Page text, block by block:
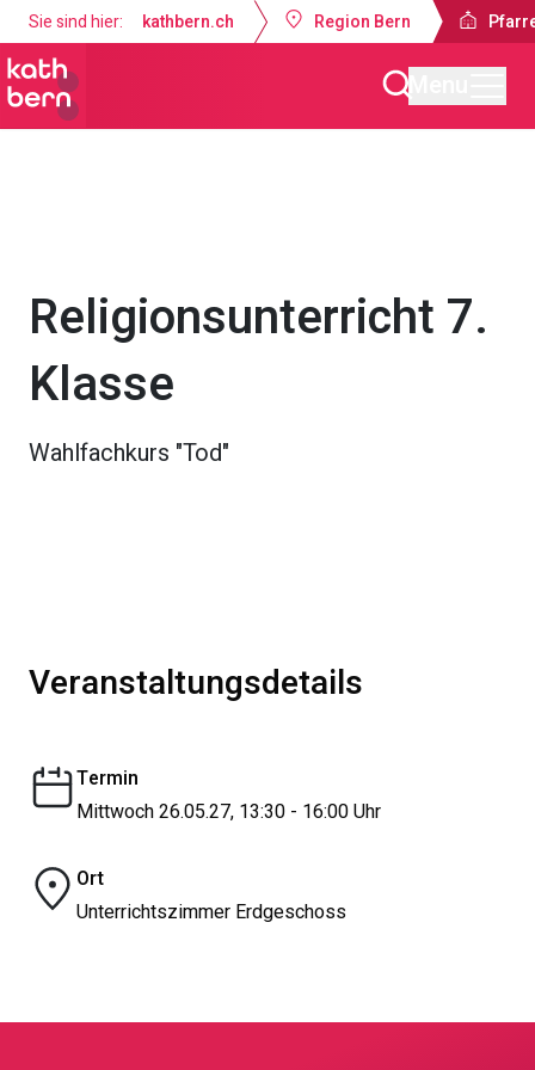
Sie sind hier: kathbern.ch Region Bern
Religionsunterricht 7.
Klasse
Wahlfachkurs "Tod"
Veranstaltungsdetails
Termin
Mittwoch 26.05.27, 13:30 - 16:00 Uhr
Ort
Unterrichtszimmer Erdgeschoss